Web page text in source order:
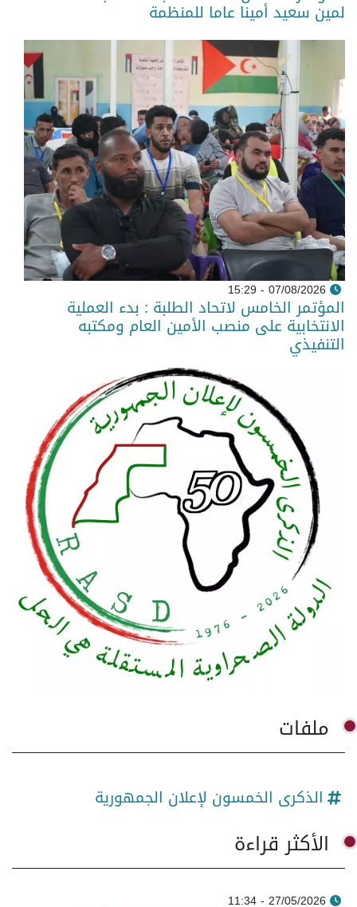
لمين سعيد أمينا عاما للمنظمة
07/08/2026 - 15:29
المؤتمر الخامس لاتحاد الطلبة : بدء العملية
الانتخابية على منصب الأمين العام ومكتبه
التنفيذي
ملفات
الذكرى الخمسون لإعلان الجمهورية
الأكثر قراءة
27/05/2026 - 11:34